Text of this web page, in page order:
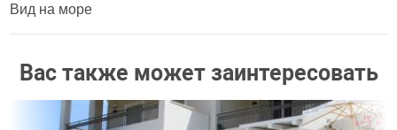
Вид на море
Вас также может заинтересовать